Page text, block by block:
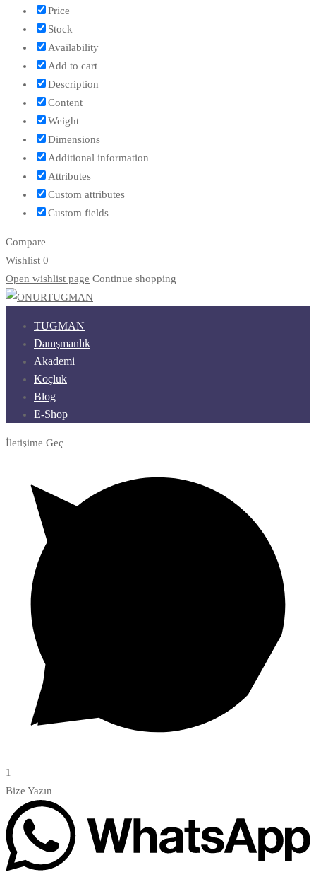
Price
Stock
Availability
Add to cart
Description
Content
Weight
Dimensions
Additional information
Attributes
Custom attributes
Custom fields
Compare
Wishlist 0
Open wishlist page Continue shopping
TUGMAN
Danışmanlık
Akademi
Koçluk
Blog
E-Shop
İletişime Geç
1
Bize Yazın